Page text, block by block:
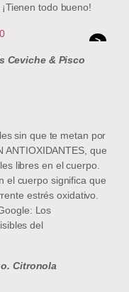
todo bueno!
>
Ceviche & Pisco
sin que te metan por
ANTIOXIDANTES, que
libres en el cuerpo.
el cuerpo significa que
estrés oxidativo.
Los
del
Citronola